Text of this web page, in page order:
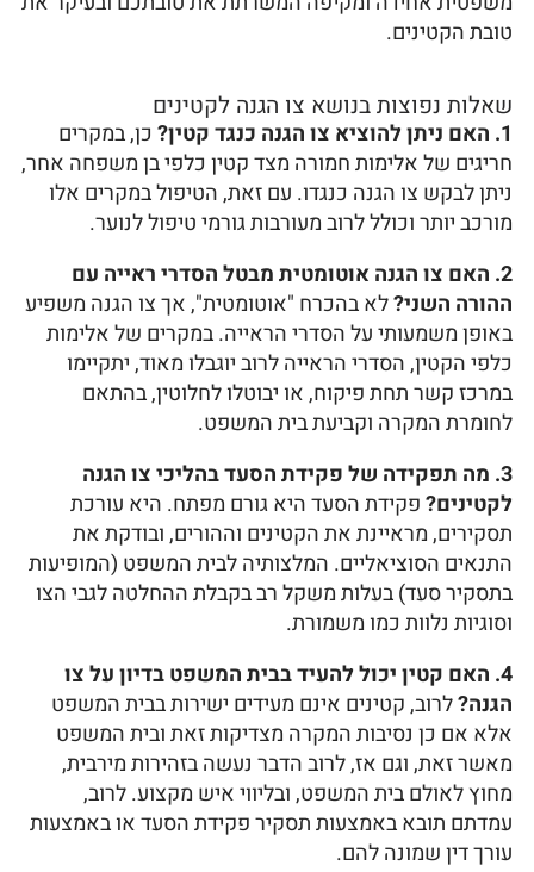
טובת הקטינים.
שאלות נפוצות בנושא צו הגנה לקטינים
1. האם ניתן להוציא צו הגנה כנגד קטין?
כן, במקרים
חריגים של אלימות חמורה מצד קטין כלפי בן משפחה אחר,
ניתן לבקש צו הגנה כנגדו. עם זאת, הטיפול במקרים אלו
מורכב יותר וכולל לרוב מעורבות גורמי טיפול לנוער.
2. האם צו הגנה אוטומטית מבטל הסדרי ראייה עם
ההורה השני?לא בהכרח "אוטומטית", אך צו הגנה משפיע
באופן משמעותי על הסדרי הראייה. במקרים של אלימות
כלפי הקטין, הסדרי הראייה לרוב יוגבלו מאוד, יתקיימו
במרכז קשר תחת פיקוח, או יבוטלו לחלוטין, בהתאם
לחומרת המקרה וקביעת בית המשפט.
3. מה תפקידה של פקידת הסעד בהליכי צו הגנה
לקטינים?פקידת הסעד היא גורם מפתח. היא עורכת
תסקירים, מראיינת את הקטינים וההורים, ובודקת את
התנאים הסוציאליים. המלצותיה לבית המשפט (המופיעות
בתסקיר סעד) בעלות משקל רב בקבלת ההחלטה לגבי הצו
וסוגיות נלוות כמו משמורת.
4. האם קטין יכול להעיד בבית המשפט בדיון על צו
הגנה?לרוב, קטינים אינם מעידים ישירות בבית המשפט
אלא אם כן נסיבות המקרה מצדיקות זאת ובית המשפט
מאשר זאת, וגם אז, לרוב הדבר נעשה בזהירות מירבית,
מחוץ לאולם בית המשפט, ובליווי איש מקצוע. לרוב,
עמדתם תובא באמצעות תסקיר פקידת הסעד או באמצעות
עורך דין שמונה להם.